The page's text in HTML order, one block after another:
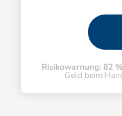
Risikowarnung: 82 %
Geld beim